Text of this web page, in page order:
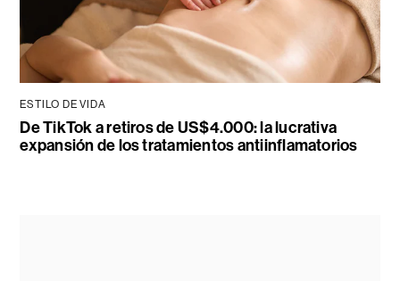
ESTILO DE VIDA
De TikTok a retiros de US$4.000: la lucrativa
expansión de los tratamientos antiinflamatorios